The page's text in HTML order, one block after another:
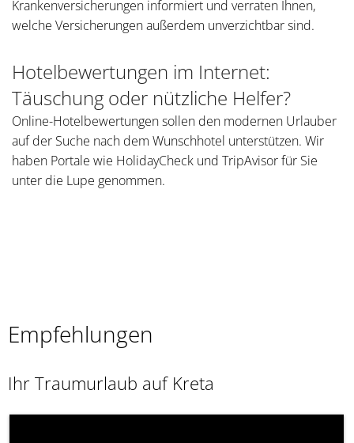
Krankenversicherungen informiert und verraten Ihnen,
welche Versicherungen außerdem unverzichtbar sind.
Hotelbewertungen im Internet:
Täuschung oder nützliche Helfer?
Online-Hotelbewertungen sollen den modernen Urlauber
auf der Suche nach dem Wunschhotel unterstützen. Wir
haben Portale wie HolidayCheck und TripAvisor für Sie
unter die Lupe genommen.
Empfehlungen
Ihr Traumurlaub auf Kreta